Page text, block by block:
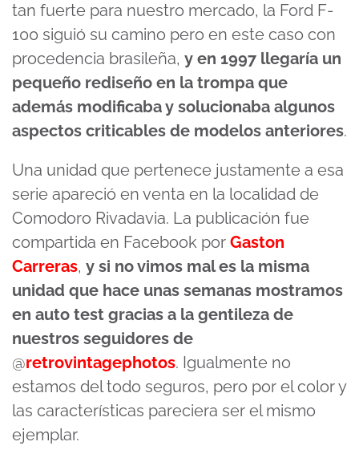
tan fuerte para nuestro mercado, la Ford F-
100 siguió su camino pero en este caso con
procedencia brasileña, y en 1997 llegaría un
pequeño rediseño en la trompa que
además modificaba y solucionaba algunos
aspectos criticables de modelos anteriores.
Una unidad que pertenece justamente a esa
serie apareció en venta en la localidad de
Comodoro Rivadavia. La publicación fue
compartida en Facebook por Gaston
Carreras, y si no vimos mal es la misma
unidad que hace unas semanas mostramos
en auto test gracias a la gentileza de
nuestros seguidores de
@retrovintagephotos. Igualmente no
estamos del todo seguros, pero por el color y
las características pareciera ser el mismo
ejemplar.